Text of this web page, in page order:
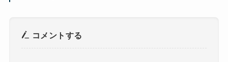
コメントする